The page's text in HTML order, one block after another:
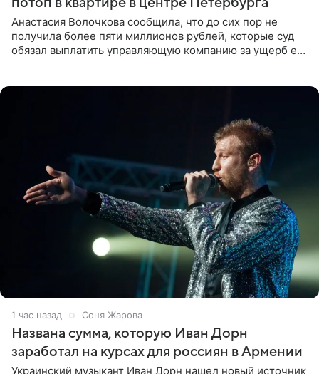
Анастасия Волочкова сообщила, что до сих пор не
получила более пяти миллионов рублей, которые суд
обязал выплатить управляющую компанию за ущерб ее
1 час назад Соня Жарова
Названа сумма, которую Иван Дорн
заработал на курсах для россиян в Армении
Украинский музыкант Иван Дорн нашел новый источник